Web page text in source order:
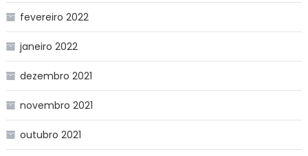
fevereiro 2022
janeiro 2022
dezembro 2021
novembro 2021
outubro 2021